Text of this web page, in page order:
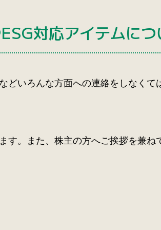
対応アイテムにつ
どいろんな方面への連絡をしなくて
す。また、株主の方へご挨拶を兼ね